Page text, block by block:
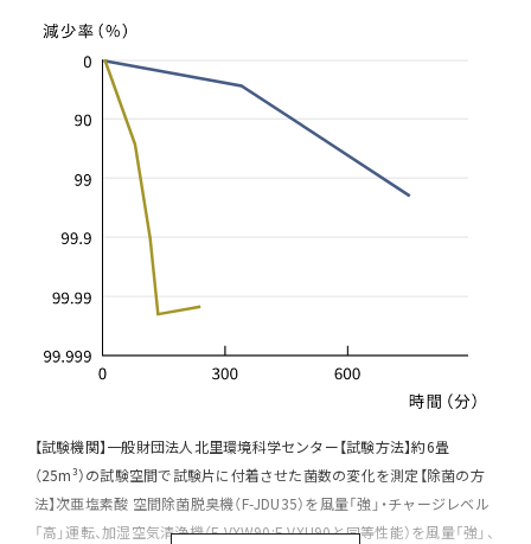
【試験機関】一般財団法人北里環境科学センター【試験方法】約6畳
（25m³）の試験空間で試験片に付着させた菌数の変化を測定【除菌の方
法】次亜塩素酸 空間除菌脱臭機（F-JDU35）を風量「強」・チャージレベル
「高」運転、加湿空気清浄機（F-VXW90:F-VXU90と同等性能）を風量「強」、